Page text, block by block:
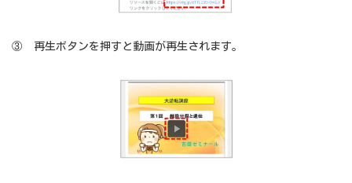
③ 再生ボタンを押すと動画が再生されます。